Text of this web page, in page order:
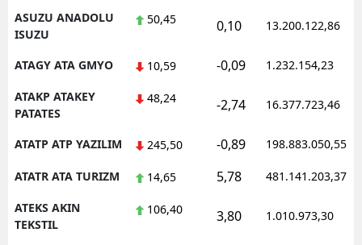
ASUZU ANADOLU
ISUZU
50,45 0,10 13.200.122,86
ATAGY ATA GMYO 10,59 -0,09 1.232.154,23
ATAKP ATAKEY
PATATES
48,24 -2,74 16.377.723,46
ATATP ATP YAZILIM 245,50 -0,89 198.883.050,55
ATATR ATA TURIZM 14,65 5,78 481.141.203,37
ATEKS AKIN
TEKSTIL
106,40 3,80 1.010.973,30